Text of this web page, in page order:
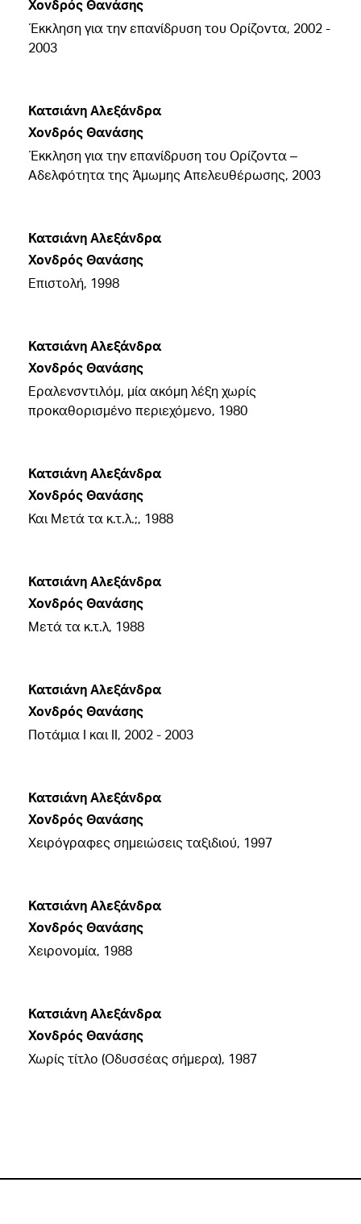
Χονδρός Θανάσης
Έκκληση για την επανίδρυση του Ορίζοντα, 2002 -
2003
Κατσιάνη Αλεξάνδρα
Χονδρός Θανάσης
Έκκληση για την επανίδρυση του Ορίζοντα –
Αδελφότητα της Άμωμης Απελευθέρωσης, 2003
Κατσιάνη Αλεξάνδρα
Χονδρός Θανάσης
Επιστολή, 1998
Κατσιάνη Αλεξάνδρα
Χονδρός Θανάσης
Εραλενσντιλόμ, μία ακόμη λέξη χωρίς
προκαθορισμένο περιεχόμενο, 1980
Κατσιάνη Αλεξάνδρα
Χονδρός Θανάσης
Και Μετά τα κ.τ.λ.;, 1988
Κατσιάνη Αλεξάνδρα
Χονδρός Θανάσης
Μετά τα κ.τ.λ, 1988
Κατσιάνη Αλεξάνδρα
Χονδρός Θανάσης
Ποτάμια Ι και ΙΙ, 2002 - 2003
Κατσιάνη Αλεξάνδρα
Χονδρός Θανάσης
Χειρόγραφες σημειώσεις ταξιδιού, 1997
Κατσιάνη Αλεξάνδρα
Χονδρός Θανάσης
Χειρονομία, 1988
Κατσιάνη Αλεξάνδρα
Χονδρός Θανάσης
Χωρίς τίτλο (Οδυσσέας σήμερα), 1987